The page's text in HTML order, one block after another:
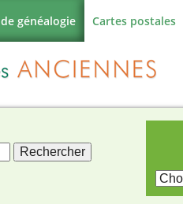
généalogie Cartes postales